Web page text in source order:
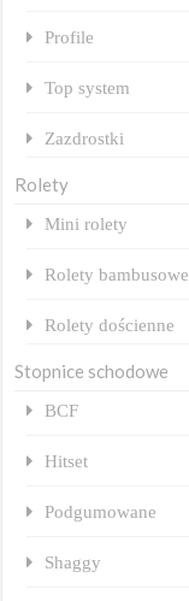
Profile
Top system
Zazdrostki
Rolety
Mini rolety
Rolety bambusowe
Rolety dościenne
Stopnice schodowe
BCF
Hitset
Podgumowane
Shaggy